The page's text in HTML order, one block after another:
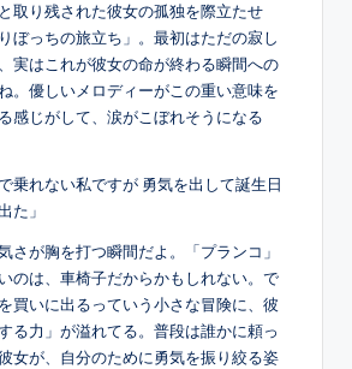
取り残された彼女の孤独を際立たせ
ぼっちの旅立ち」。最初はただの寂し
実はこれが彼女の命が終わる瞬間への
。優しいメロディーがこの重い意味を
感じがして、涙がこぼれそうになる
乗れない私ですが 勇気を出して誕生日
た」
さが胸を打つ瞬間だよ。「プランコ」
のは、車椅子だからかもしれない。で
買いに出るっていう小さな冒険に、彼
る力」が溢れてる。普段は誰かに頼っ
女が、自分のために勇気を振り絞る姿